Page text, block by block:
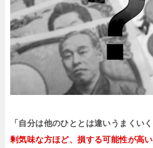
「自分は他のひととは違いうまくいく
剰気味な方ほど、損する可能性が高